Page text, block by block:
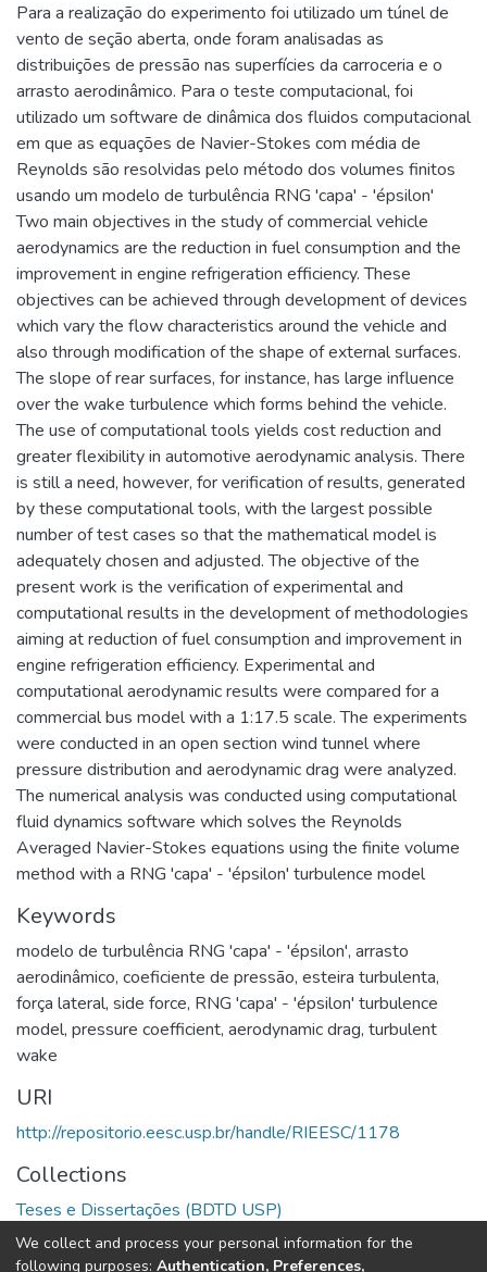
Para a realização do experimento foi utilizado um túnel de
vento de seção aberta, onde foram analisadas as
distribuições de pressão nas superfícies da carroceria e o
arrasto aerodinâmico. Para o teste computacional, foi
utilizado um software de dinâmica dos fluidos computacional
em que as equações de Navier-Stokes com média de
Reynolds são resolvidas pelo método dos volumes finitos
usando um modelo de turbulência RNG 'capa' - 'épsilon'
Two main objectives in the study of commercial vehicle
aerodynamics are the reduction in fuel consumption and the
improvement in engine refrigeration efficiency. These
objectives can be achieved through development of devices
which vary the flow characteristics around the vehicle and
also through modification of the shape of external surfaces.
The slope of rear surfaces, for instance, has large influence
over the wake turbulence which forms behind the vehicle.
The use of computational tools yields cost reduction and
greater flexibility in automotive aerodynamic analysis. There
is still a need, however, for verification of results, generated
by these computational tools, with the largest possible
number of test cases so that the mathematical model is
adequately chosen and adjusted. The objective of the
present work is the verification of experimental and
computational results in the development of methodologies
aiming at reduction of fuel consumption and improvement in
engine refrigeration efficiency. Experimental and
computational aerodynamic results were compared for a
commercial bus model with a 1:17.5 scale. The experiments
were conducted in an open section wind tunnel where
pressure distribution and aerodynamic drag were analyzed.
The numerical analysis was conducted using computational
fluid dynamics software which solves the Reynolds
Averaged Navier-Stokes equations using the finite volume
method with a RNG 'capa' - 'épsilon' turbulence model
Keywords
modelo de turbulência RNG 'capa' - 'épsilon', arrasto
aerodinâmico, coeficiente de pressão, esteira turbulenta,
força lateral, side force, RNG 'capa' - 'épsilon' turbulence
model, pressure coefficient, aerodynamic drag, turbulent
wake
URI
http://repositorio.eesc.usp.br/handle/RIEESC/1178
Collections
Teses e Dissertações (BDTD USP)
Full item page
We collect and process your personal information for the
following purposes: Authentication, Preferences,